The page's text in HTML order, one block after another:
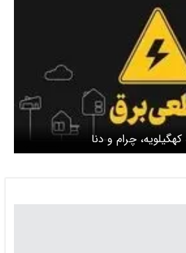
چرام و دنا